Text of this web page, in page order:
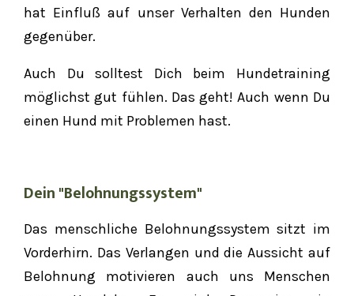
hat Einfluß auf unser Verhalten den Hunden
gegenüber.
Auch Du solltest Dich beim Hundetraining
möglichst gut fühlen. Das geht! Auch wenn Du
einen Hund mit Problemen hast.
Dein "Belohnungssystem"
Das menschliche Belohnungssystem sitzt im
Vorderhirn. Das Verlangen und die Aussicht auf
Belohnung motivieren auch uns Menschen